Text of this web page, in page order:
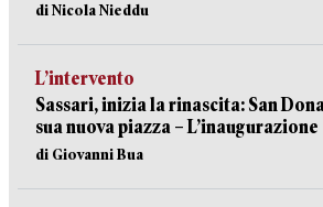
di Nicola Nieddu
L’intervento
Sassari, inizia la rinascita: San
sua nuova piazza – L’inaugurazione
di Giovanni Bua